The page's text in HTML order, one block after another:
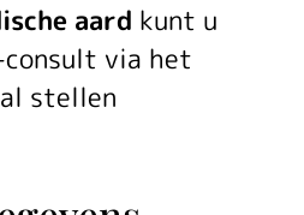
aard kunt u
via het
stellen